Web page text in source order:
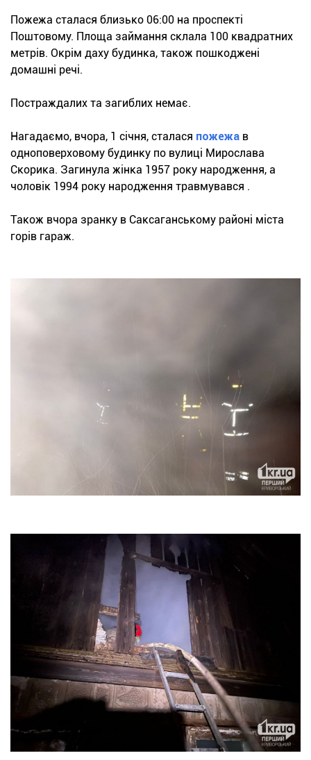
Пожежа сталася близько 06:00 на проспекті
Поштовому. Площа займання склала 100 квадратних
метрів. Окрім даху будинка, також пошкоджені
домашні речі.
Постраждалих та загиблих немає.
Нагадаємо, вчора, 1 січня, сталася пожежа в
одноповерховому будинку по вулиці Мирослава
Скорика. Загинула жінка 1957 року народження, а
чоловік 1994 року народження травмувався .
Також вчора зранку в Саксаганському районі міста
горів гараж.